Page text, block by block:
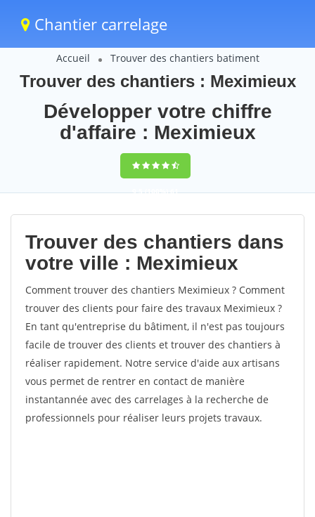
Chantier carrelage
Accueil Trouver des chantiers batiment
Trouver des chantiers : Meximieux
Développer votre chiffre
d'affaire : Meximieux
9,5(100%)61
votes
Trouver des chantiers dans
votre ville : Meximieux
Comment trouver des chantiers Meximieux ? Comment
trouver des clients pour faire des travaux Meximieux ?
En tant qu'entreprise du bâtiment, il n'est pas toujours
facile de trouver des clients et trouver des chantiers à
réaliser rapidement. Notre service d'aide aux artisans
vous permet de rentrer en contact de manière
instantannée avec des carrelages à la recherche de
professionnels pour réaliser leurs projets travaux.